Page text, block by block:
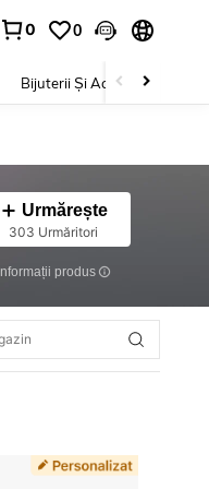
0 0
Bijuterii Și Accesorii
Urmărește
303 Urmăritori
Informații produs